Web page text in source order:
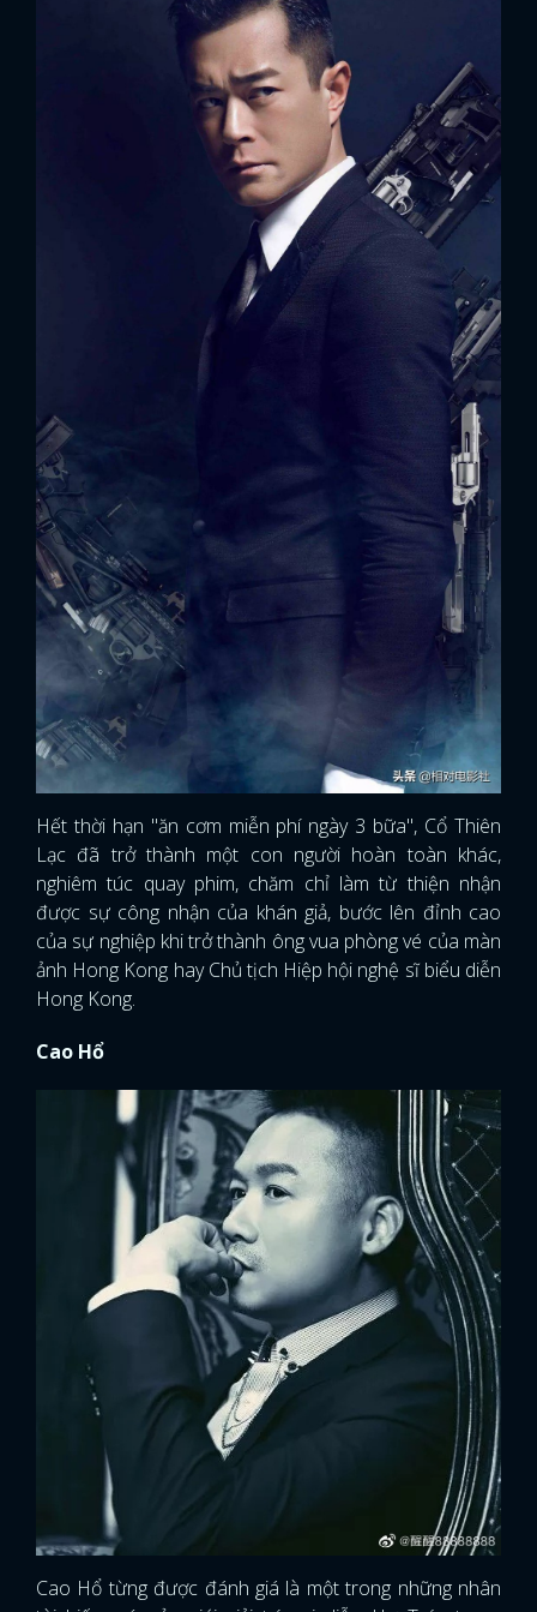
Hết thời hạn "ăn cơm miễn phí ngày 3 bữa", Cổ Thiên
Lạc đã trở thành một con người hoàn toàn khác,
nghiêm túc quay phim, chăm chỉ làm từ thiện nhận
được sự công nhận của khán giả, bước lên đỉnh cao
của sự nghiệp khi trở thành ông vua phòng vé của màn
ảnh Hong Kong hay Chủ tịch Hiệp hội nghệ sĩ biểu diễn
Hong Kong.
Cao Hổ
Cao Hổ từng được đánh giá là một trong những nhân